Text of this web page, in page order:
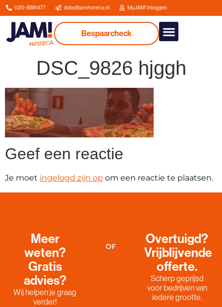
020-8881477 data@jamhoreca.nl MyJAM! inloggen
Bespaarcheck
DSC_9826 hjggh
Geef een reactie
Je moet ingelogd zijn op om een reactie te plaatsen.
Meer
weten?
Gratis
advies?
Wij helpen je graag
verder!
OF
Overtuigd?
Vrijblijvende
offerte.
Scherp geprijsd
voor bedrijven van
iedere grootte.